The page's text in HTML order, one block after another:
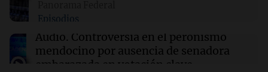
17:32 Ciencia
Estudio en la Antártida revela riesgos sociales
para astronautas en misiones prolongadas
Episodios
Audio. Controversia en el peronismo
mendocino por ausencia de senadora
embarazada en votación clave